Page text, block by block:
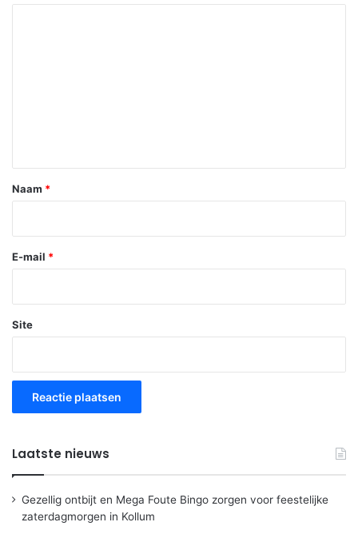
*
Naam *
E-mail *
Site
Laatste nieuws
Gezellig ontbijt en Mega Foute Bingo zorgen voor feestelijke
zaterdagmorgen in Kollum